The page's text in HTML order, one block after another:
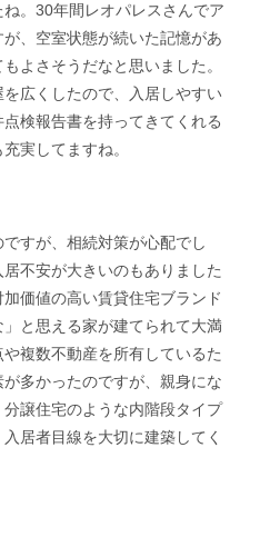
。30年間レオパレスさんでア
、空室状態が続いた記憶があ
よさそうだなと思いました。
広くしたので、入居しやすい
検報告書を持ってきてくれる
実してますね。
すが、相続対策が心配でし
不安が大きいのもありました
価値の高い賃貸住宅ブランド
と思える家が建てられて大満
複数不動産を所有しているた
多かったのですが、親身にな
譲住宅のような内階段タイプ
居者目線を大切に建築してく